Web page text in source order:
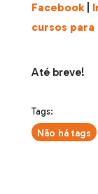
Facebook|
cursos para
Até breve!
Tags:
Não há tags